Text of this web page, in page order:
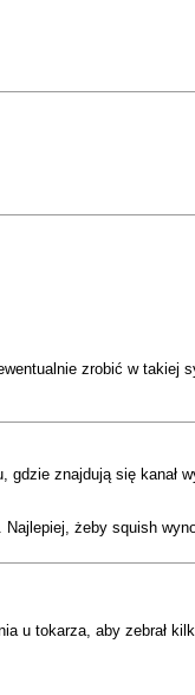
zrobić w takiej
gdzie znajdują się kanał
żeby squish
u tokarza, aby zebrał